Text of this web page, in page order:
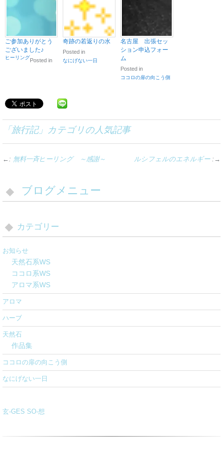
ご参加ありがとう
ございました♪
Posted in
ヒーリング
奇跡の若返りの水
Posted in
なにげない一日
名古屋 出張セッ
ション申込フォー
ム
Posted in
ココロの扉の向こう側
「旅行記」カテゴリの人気記事
←: 無料一斉ヒーリング ～感謝～ ルシフェルのエネルギー:→
ブログメニュー
カテゴリー
お知らせ
天然石系WS
ココロ系WS
アロマ系WS
アロマ
ハーブ
天然石
作品集
ココロの扉の向こう側
なにげない一日
玄-GES SO-想